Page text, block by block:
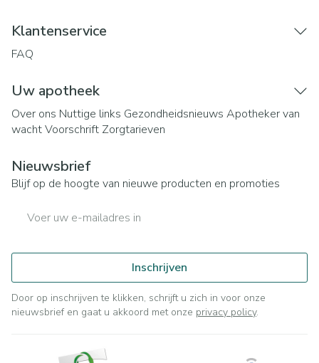
Klantenservice
FAQ
Uw apotheek
Over ons Nuttige links Gezondheidsnieuws Apotheker van
wachtVoorschrift Zorgtarieven
Nieuwsbrief
Blijf op de hoogte van nieuwe producten en promoties
Inschrijven
Door op inschrijven te klikken, schrijft u zich in voor onze
nieuwsbrief en gaat u akkoord met onze privacy policy.